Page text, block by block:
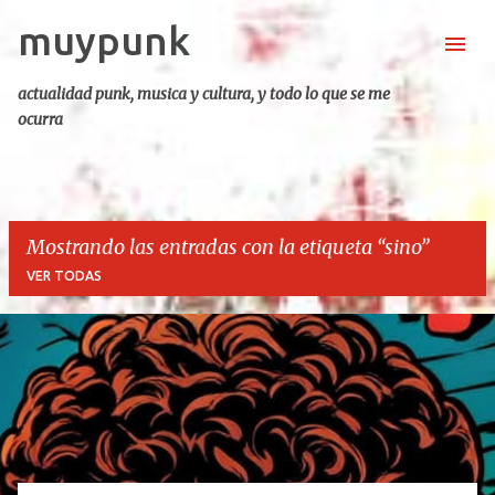
Ir al contenido principal
muypunk
actualidad punk, musica y cultura, y todo lo que se me
ocurra
Mostrando las entradas con la etiqueta sino
VER TODAS
E
t
r
a